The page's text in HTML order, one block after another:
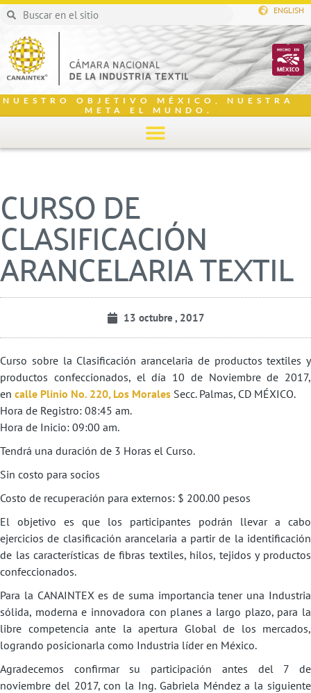
ENGLISH
NUESTRO OBJETIVO MÉXICO, NUESTRA
META EL MUNDO.
CURSO DE
CLASIFICACIÓN
ARANCELARIA TEXTIL
13 octubre , 2017
Curso sobre la Clasificación arancelaria de productos textiles y
productos confeccionados, el día 10 de Noviembre de 2017,
en calle Plinio No. 220, Los Morales Secc. Palmas, CD MÉXICO.
Hora de Registro: 08:45 am.
Hora de Inicio: 09:00 am.
Tendrá una duración de 3 Horas el Curso.
Sin costo para socios
Costo de recuperación para externos: $ 200.00 pesos
El objetivo es que los participantes podrán llevar a cabo
ejercicios de clasificación arancelaria a partir de la identificación
de las características de fibras textiles, hilos, tejidos y productos
confeccionados.
Para la CANAINTEX es de suma importancia tener una Industria
sólida, moderna e innovadora con planes a largo plazo, para la
libre competencia ante la apertura Global de los mercados,
logrando posicionarla como Industria líder en México.
Agradecemos confirmar su participación antes del 7 de
noviembre del 2017, con la Ing. Gabriela Méndez a la siguiente